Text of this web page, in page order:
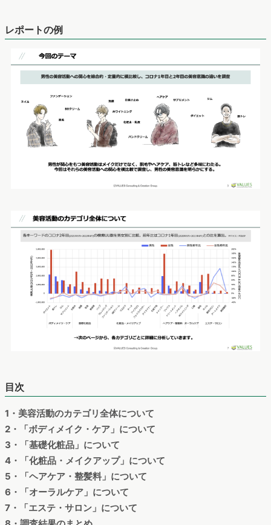
レポートの例
目次
1・美容活動のカテゴリ全体について
2・「ボディメイク・ケア」について
3・「基礎化粧品」について
4・「化粧品・メイクアップ」について
5・「ヘアケア・整髪料」について
6・「オーラルケア」について
7・「エステ・サロン」について